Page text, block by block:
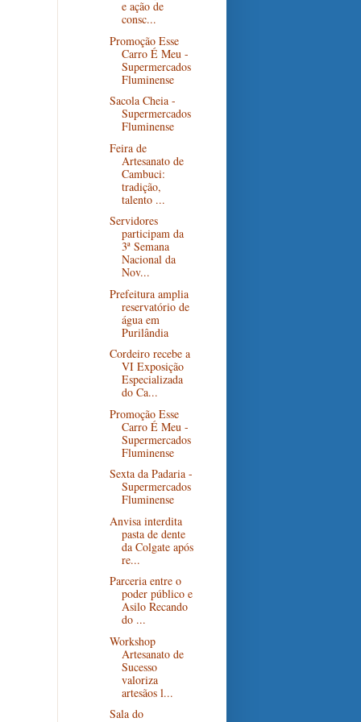
e ação de
consc...
Promoção Esse
Carro É Meu -
Supermercados
Fluminense
Sacola Cheia -
Supermercados
Fluminense
Feira de
Artesanato de
Cambuci:
tradição,
talento ...
Servidores
participam da
3ª Semana
Nacional da
Nov...
Prefeitura amplia
reservatório de
água em
Purilândia
Cordeiro recebe a
VI Exposição
Especializada
do Ca...
Promoção Esse
Carro É Meu -
Supermercados
Fluminense
Sexta da Padaria -
Supermercados
Fluminense
Anvisa interdita
pasta de dente
da Colgate após
re...
Parceria entre o
poder público e
Asilo Recando
do ...
Workshop
Artesanato de
Sucesso
valoriza
artesãos l...
Sala do